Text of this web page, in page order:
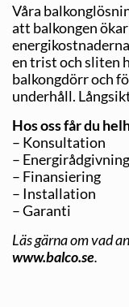
Våra
att balkongen
en trist och sliten
balkongdörr och
underhåll.
Hos oss får du
– Konsultation
– Energirådgivning
– Finansiering
– Installation
– Garanti
Läs gärna om vad
www.balco.se.